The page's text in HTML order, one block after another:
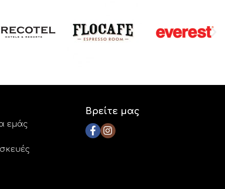
εμάς
Βρείτε μας